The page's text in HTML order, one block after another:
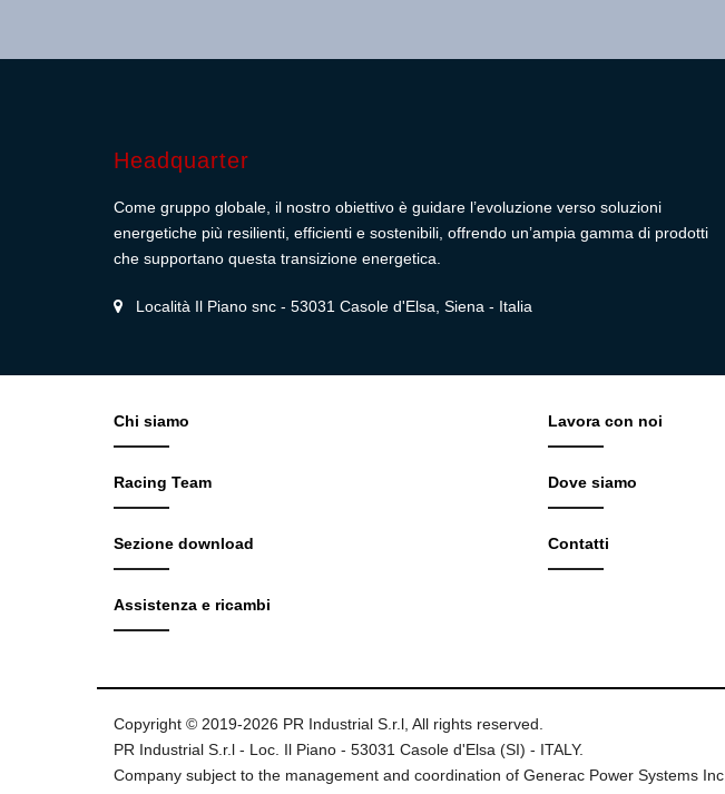
Headquarter
Come gruppo globale, il nostro obiettivo è guidare l’evoluzione verso soluzioni
energetiche più resilienti, efficienti e sostenibili, offrendo un’ampia gamma di prodotti
che supportano questa transizione energetica.
Località Il Piano snc - 53031 Casole d'Elsa, Siena - Italia
Chi siamo
Racing Team
Sezione download
Assistenza e ricambi
Lavora con noi
Dove siamo
Contatti
Copyright © 2019-2026 PR Industrial S.r.l, All rights reserved.
PR Industrial S.r.l - Loc. Il Piano - 53031 Casole d'Elsa (SI) - ITALY.
Company subject to the management and coordination of Generac Power Systems Inc.